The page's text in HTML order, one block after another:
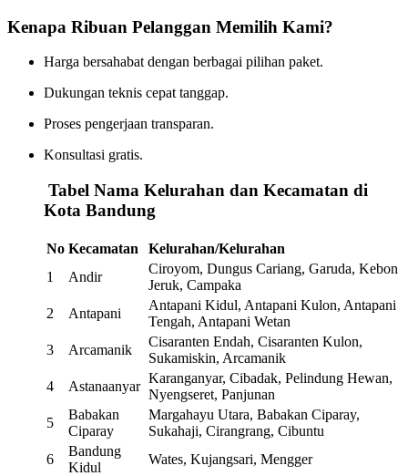
Kenapa Ribuan Pelanggan Memilih Kami?
Harga bersahabat dengan berbagai pilihan paket.
Dukungan teknis cepat tanggap.
Proses pengerjaan transparan.
Konsultasi gratis.
Tabel Nama Kelurahan dan Kecamatan di
Kota Bandung
No Kecamatan
Kelurahan/Kelurahan
1
Andir
Ciroyom, Dungus Cariang, Garuda, Kebon
Jeruk, Campaka
2
Antapani
Antapani Kidul, Antapani Kulon, Antapani
Tengah, Antapani Wetan
3
Arcamanik
Cisaranten Endah, Cisaranten Kulon,
Sukamiskin, Arcamanik
4
Astanaanyar
Karanganyar, Cibadak, Pelindung Hewan,
Nyengseret, Panjunan
5
Babakan
Ciparay
Margahayu Utara, Babakan Ciparay,
Sukahaji, Cirangrang, Cibuntu
6
Bandung
Kidul
Wates, Kujangsari, Mengger